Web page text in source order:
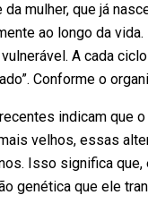
da mulher, que já
ao longo da
A cada
Conforme o
indicam que
velhos, essas
Isso significa
genética que ele